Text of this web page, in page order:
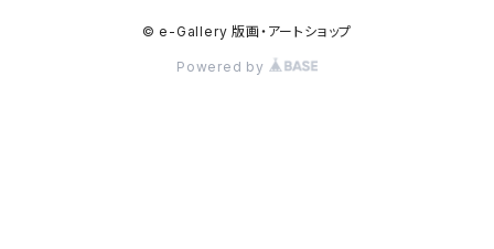
Artshow Museum© e-Gallery 版画・アートショップ
Powered by